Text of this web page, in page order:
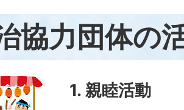
協力団体の
1. 親睦活動